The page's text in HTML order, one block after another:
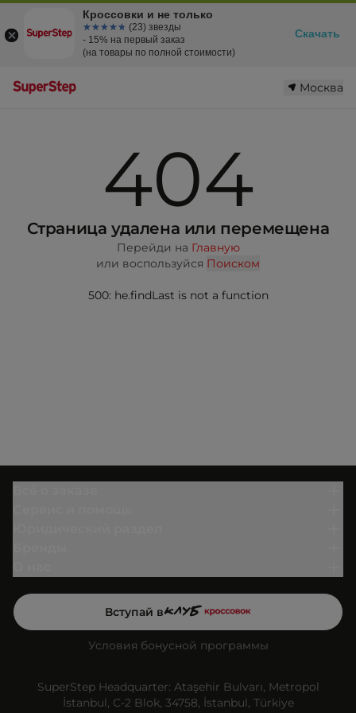
Москва
404
Страница удалена или перемещена
Перейди на Главную
или воспользуйся Поиском
500: he.findLast is not a function
Вступай в
Условия бонусной программы
SuperStep Headquarter: Ataşehir Bulvarı, Metropol
İstanbul, C-2 Blok, 34758, İstanbul, Türkiye
Кроссовки и не только
☆☆☆☆☆
★★★★★ (23) звезды
- 15% на первый заказ
(на товары по полной стоимости)
Скачать